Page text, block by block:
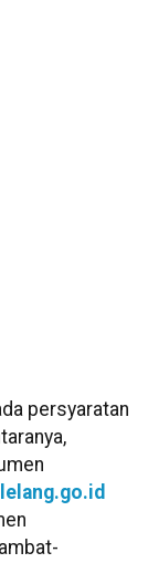
persyaratan